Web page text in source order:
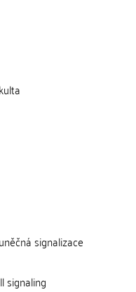
signalizace
signaling